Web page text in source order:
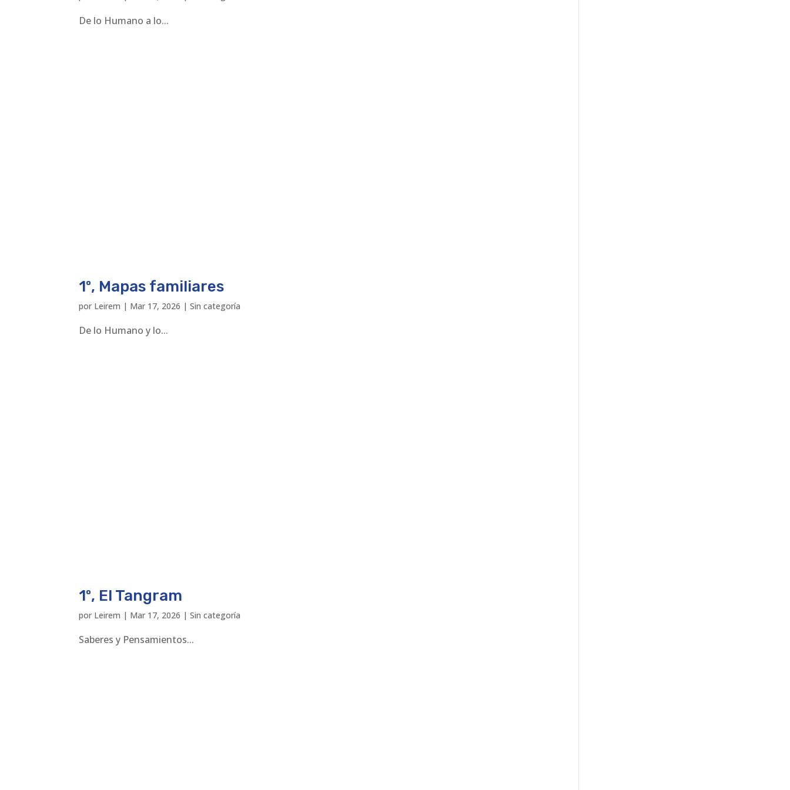
De lo Humano a lo...
1º, Mapas familiares
por Leirem | Mar 17, 2026 |Sin categoría
De lo Humano y lo...
1º, El Tangram
por Leirem | Mar 17, 2026 |Sin categoría
Saberes y Pensamientos...